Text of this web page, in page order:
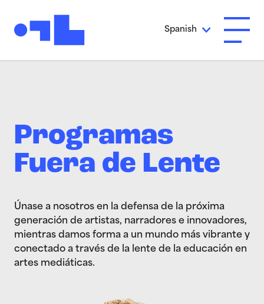
Spanish Abrir
Programas
Fuera de Lente
Únase a nosotros en la defensa de la próxima
generación de artistas, narradores e innovadores,
mientras damos forma a un mundo más vibrante y
conectado a través de la lente de la educación en
artes mediáticas.